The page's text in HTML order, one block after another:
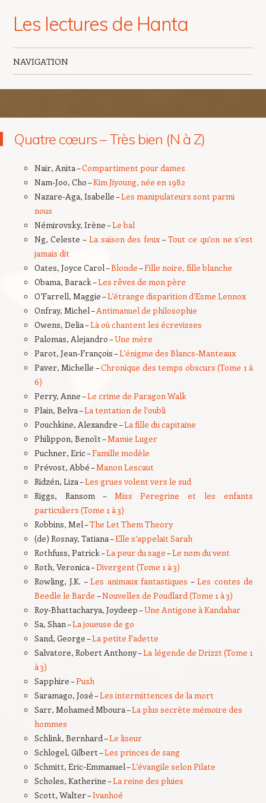
Les lectures de Hanta
NAVIGATION
Quatre cœurs – Très bien (N à Z)
Nair, Anita –Compartiment pour dames
Nam-Joo, Cho –Kim Jiyoung, née en 1982
Nazare-Aga, Isabelle –Les manipulateurs sont parmi
nous
Némirovsky, Irène –Le bal
Ng, Celeste – La saison des feux–Tout ce qu’on ne s’est
jamais dit
Oates, Joyce Carol –Blonde–Fille noire, fille blanche
Obama, Barack –Les rêves de mon père
O’Farrell, Maggie –L’étrange disparition d’Esme Lennox
Onfray, Michel –Antimanuel de philosophie
Owens, Delia –Là où chantent les écrevisses
Palomas, Alejandro –Une mère
Parot, Jean-François –L’énigme des Blancs-Manteaux
Paver, Michelle –Chronique des temps obscurs (Tome 1 à
6)
Perry, Anne –Le crime de Paragon Walk
Plain, Belva –La tentation de l’oubli
Pouchkine, Alexandre –La fille du capitaine
Philippon, Benoît –Mamie Luger
Puchner, Eric –Famille modèle
Prévost, Abbé –Manon Lescaut
Ridzén, Liza –Les grues volent vers le sud
Riggs, Ransom – Miss Peregrine et les enfants
particuliers (Tome 1 à 3)
Robbins, Mel –The Let Them Theory
(de) Rosnay, Tatiana –Elle s’appelait Sarah
Rothfuss, Patrick –La peur du sage–Le nom du vent
Roth, Veronica –Divergent (Tome 1 à 3)
Rowling, J.K. –Les animaux fantastiques –Les contes de
Beedle le Barde –Nouvelles de Poudlard (Tome 1 à 3)
Roy-Bhattacharya, Joydeep –Une Antigone à Kandahar
Sa, Shan –La joueuse de go
Sand, George –La petite Fadette
Salvatore, Robert Anthony –La légende de Drizzt (Tome 1
à 3)
Sapphire –Push
Saramago, José –Les intermittences de la mort
Sarr, Mohamed Mboura –La plus secrète mémoire des
hommes
Schlink, Bernhard –Le liseur
Schlogel, Gilbert –Les princes de sang
Schmitt, Eric-Emmanuel –L’évangile selon Pilate
Scholes, Katherine –La reine des pluies
Scott, Walter –Ivanhoé